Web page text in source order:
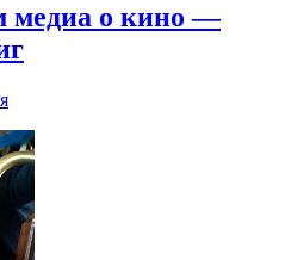
медиа о кино —